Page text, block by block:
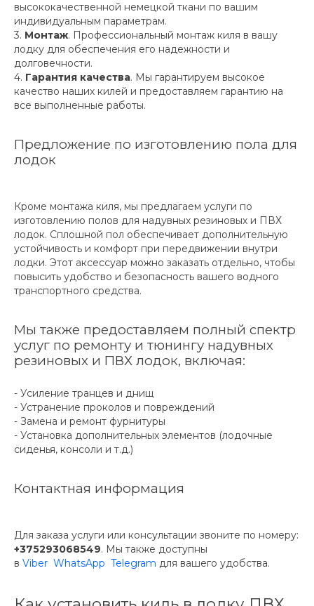
высококачественной немецкой ткани по вашим
индивидуальным параметрам.
3. Монтаж. Профессиональный монтаж киля в вашу
лодку для обеспечения его надежности и
долговечности.
4. Гарантия качества. Мы гарантируем высокое
качество наших килей и предоставляем гарантию на
все выполненные работы.
Предложение по изготовлению пола для
лодок
Кроме монтажа киля, мы предлагаем услуги по
изготовлению полов для надувных резиновых и ПВХ
лодок. Сплошной пол обеспечивает дополнительную
устойчивость и комфорт при передвижении внутри
лодки. Этот аксессуар можно заказать отдельно, чтобы
повысить удобство и безопасность вашего водного
транспортного средства.
Мы также предоставляем полный спектр
услуг по ремонту и тюнингу надувных
резиновых и ПВХ лодок, включая:
- Усиление транцев и днищ
- Устранение проколов и повреждений
- Замена и ремонт фурнитуры
- Установка дополнительных элементов (лодочные
сиденья, консоли и т.д.)
Контактная информация
Для заказа услуги или консультации звоните по номеру:
+375293068549. Мы также доступны
в Viber WhatsApp Telegram для вашего удобства.